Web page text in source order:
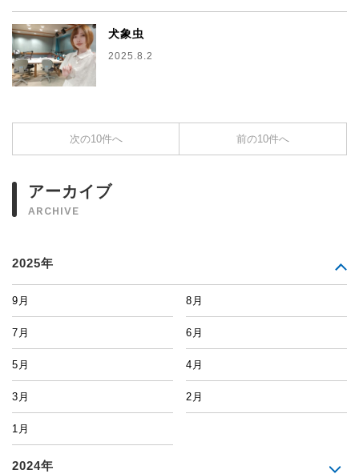
犬象虫
2025.8.2
次の10件へ 前の10件へ
アーカイブ
ARCHIVE
2025年
9月 8月
7月 6月
5月 4月
3月 2月
1月
2024年